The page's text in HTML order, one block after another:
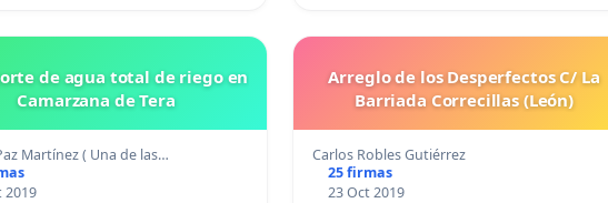
de agua total de riego en
Camarzana de Tera
Martínez ( Una de las…
2019
Arreglo de los Desperfectos C/ La
Barriada Correcillas (León)
Carlos Robles Gutiérrez
25 firmas
23 Oct 2019